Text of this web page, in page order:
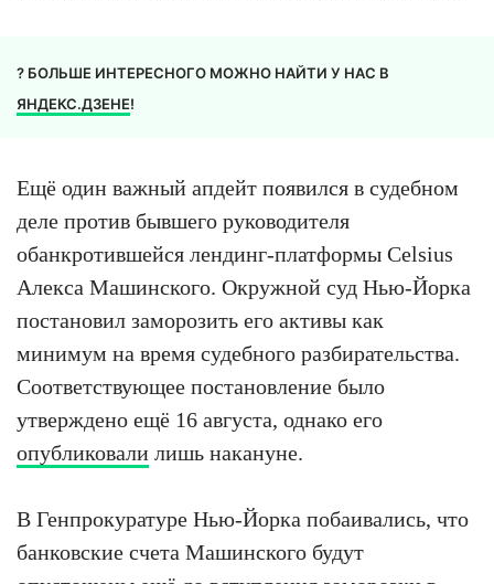
? БОЛЬШЕ ИНТЕРЕСНОГО МОЖНО НАЙТИ У НАС В
ЯНДЕКС.ДЗЕНЕ!
Ещё один важный апдейт появился в судебном
деле против бывшего руководителя
обанкротившейся лендинг-платформы Celsius
Алекса Машинского. Окружной суд Нью-Йорка
постановил заморозить его активы как
минимум на время судебного разбирательства.
Соответствующее постановление было
утверждено ещё 16 августа, однако его
опубликовали лишь накануне.
В Генпрокуратуре Нью-Йорка побаивались, что
банковские счета Машинского будут